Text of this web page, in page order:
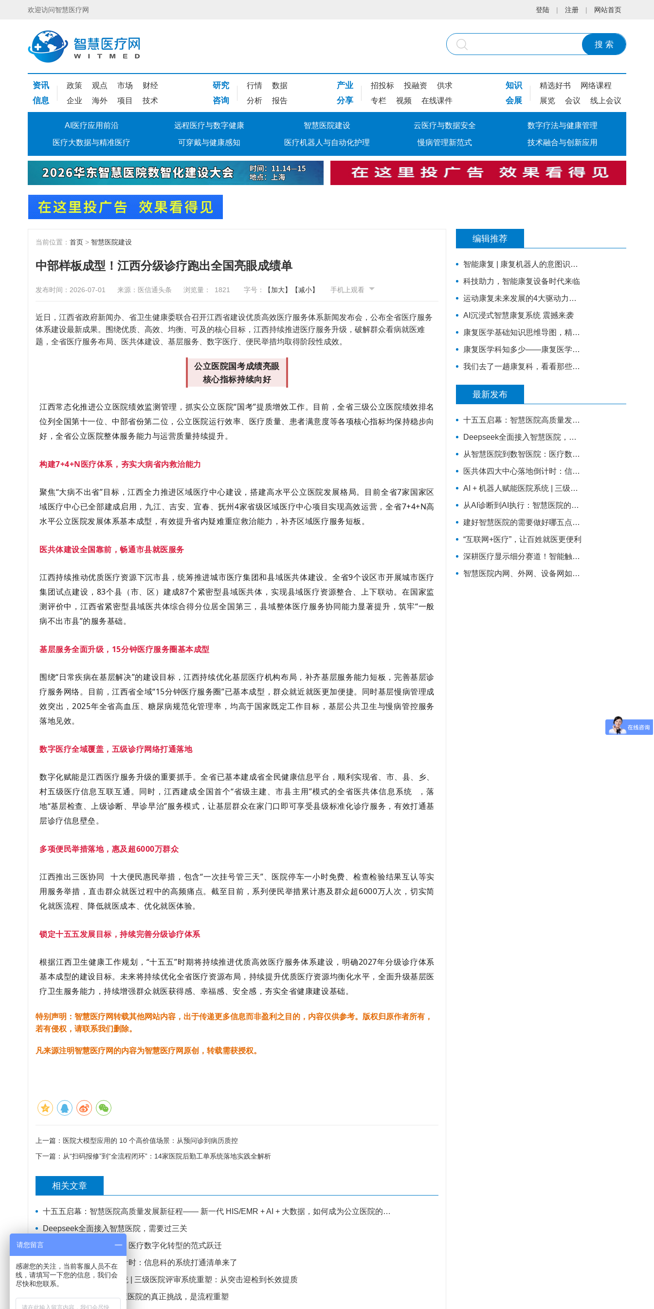
欢迎访问智慧医疗网 登陆 | 注册 | 网站首页
搜 索
资讯 政策 观点 市场 财经
信息 企业 海外 项目 技术
研究 行情 数据
咨询 分析 报告
产业 招投标 投融资 供求
分享 专栏 视频 在线课件
知识 精选好书 网络课程
会展 展览 会议 线上会议
AI医疗应用前沿 远程医疗与数字健康 智慧医院建设 云医疗与数据安全 数字疗法与健康管理
医疗大数据与精准医疗 可穿戴与健康感知 医疗机器人与自动化护理 慢病管理新范式 技术融合与创新应用
当前位置： 首页 > 智慧医院建设
中部样板成型！江西分级诊疗跑出全国亮眼成绩单
发布时间：2026-07-01 来源：医信通头条 浏览量： 1821 字号： 【加大】 【减小】 手机上观看
近日，江西省政府新闻办、省卫生健康委联合召开江西省建设优质高效医疗服务体系新闻发布会，公布全省医疗服务
体系建设最新成果。围绕优质、高效、均衡、可及的核心目标，江西持续推进医疗服务升级，破解群众看病就医难
题，全省医疗服务布局、医共体建设、基层服务、数字医疗、便民举措均取得阶段性成效。
公立医院国考成绩亮眼
核心指标持续向好
江西常态化推进公立医院绩效监测管理，抓实公立医院“国考”提质增效工作。目前，全省三级公立医院绩效排名
位列全国第十一位、中部省份第二位，公立医院运行效率、医疗质量、患者满意度等各项核心指标均保持稳步向
好，全省公立医院整体服务能力与运营质量持续提升。
构建7+4+N医疗体系，夯实大病省内救治能力
聚焦“大病不出省”目标，江西全力推进区域医疗中心建设，搭建高水平公立医院发展格局。目前全省7家国家区
域医疗中心已全部建成启用，九江、吉安、宜春、抚州4家省级区域医疗中心项目实现高效运营，全省7+4+N高
水平公立医院发展体系基本成型，有效提升省内疑难重症救治能力，补齐区域医疗服务短板。
医共体建设全国靠前，畅通市县就医服务
江西持续推动优质医疗资源下沉市县，统筹推进城市医疗集团和县域医共体建设。全省9个设区市开展城市医疗
集团试点建设，83个县（市、区）建成87个紧密型县域医共体，实现县域医疗资源整合、上下联动。在国家监
测评价中，江西省紧密型县域医共体综合得分位居全国第三，县域整体医疗服务协同能力显著提升，筑牢“一般
病不出市县”的服务基础。
基层服务全面升级，15分钟医疗服务圈基本成型
围绕“日常疾病在基层解决”的建设目标，江西持续优化基层医疗机构布局，补齐基层服务能力短板，完善基层诊
疗服务网络。目前，江西省全域“15分钟医疗服务圈”已基本成型，群众就近就医更加便捷。同时基层慢病管理成
效突出，2025年全省高血压、糖尿病规范化管理率，均高于国家既定工作目标，基层公共卫生与慢病管控服务
落地见效。
数字医疗全域覆盖，五级诊疗网络打通落地
数字化赋能是江西医疗服务升级的重要抓手。全省已基本建成省全民健康信息平台，顺利实现省、市、县、乡、
村五级医疗信息互联互通。同时，江西建成全国首个“省级主建、市县主用”模式的全省医共体信息系统
，落
地“基层检查、上级诊断、早诊早治”服务模式，让基层群众在家门口即可享受县级标准化诊疗服务，有效打通基
层诊疗信息壁垒。
多项便民举措落地，惠及超6000万群众
江西推出三医协同
十大便民惠民举措，包含“一次挂号管三天”、医院停车一小时免费、检查检验结果互认等实
用服务举措，直击群众就医过程中的高频痛点。截至目前，系列便民举措累计惠及群众超6000万人次，切实简
化就医流程、降低就医成本、优化就医体验。
锁定十五五发展目标，持续完善分级诊疗体系
根据江西卫生健康工作规划，“十五五”时期将持续推进优质高效医疗服务体系建设，明确2027年分级诊疗体系
基本成型的建设目标。未来将持续优化全省医疗资源布局，持续提升优质医疗资源均衡化水平，全面升级基层医
疗卫生服务能力，持续增强群众就医获得感、幸福感、安全感，夯实全省健康建设基础。
特别声明：智慧医疗网转载其他网站内容，出于传递更多信息而非盈利之目的，内容仅供参考。版权归原作者所有，
若有侵权，请联系我们删除。
凡来源注明智慧医疗网的内容为智慧医疗网原创，转载需获授权。
上一篇： 医院大模型应用的 10 个高价值场景：从预问诊到病历质控
下一篇： 从“扫码报修”到“全流程闭环”：14家医院后勤工单系统落地实践全解析
相关文章
十五五启幕：智慧医院高质量发展新征程—— 新一代 HIS/EMR + AI + 大数据，如何成为公立医院的新引擎？
Deepseek全面接入智慧医院，需要过三关
从智慧医院到数智医院：医疗数字化转型的范式跃迁
医共体四大中心落地倒计时：信息科的系统打通清单来了
AI + 机器人赋能医院系统 | 三级医院评审系统重塑：从突击迎检到长效提质
从AI诊断到AI执行：智慧医院的真正挑战，是流程重塑
编辑推荐
智能康复 | 康复机器人的意图识别技术
科技助力，智能康复设备时代来临
运动康复未来发展的4大驱动力，你知道几个？
AI沉浸式智慧康复系统 震撼来袭
康复医学基础知识思维导图，精品资料，建议收藏！
康复医学科知多少——康复医学发展概述
我们去了一趟康复科，看看那些努力生活的人！
最新发布
十五五启幕：智慧医院高质量发展新征程—— 新一代 HIS/EMR + AI + 大数据，如何成为公立医院的新引擎？
Deepseek全面接入智慧医院，需要过三关
从智慧医院到数智医院：医疗数字化转型的范式跃迁
医共体四大中心落地倒计时：信息科的系统打通清单来了
AI + 机器人赋能医院系统 | 三级医院评审系统重塑：从突击迎检到长效提质
从AI诊断到AI执行：智慧医院的真正挑战，是流程重塑
建好智慧医院的需要做好哪五点？缺一不可
“互联网+医疗”，让百姓就医更便利
深耕医疗显示细分赛道！智能触控屏助力医疗行业数字化革新
智慧医院内网、外网、设备网如何建设？三张拓扑图搞清楚
请您留言
感谢您的关注，当前客服人员不在
线，请填写一下您的信息，我们会
尽快和您联系。